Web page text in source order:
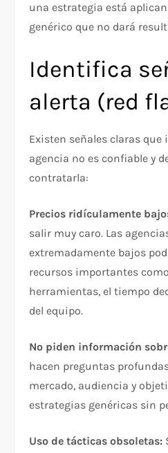
una estrategia está
genérico que no dará
Identifica
alerta (red
Existen señales claras que
agencia no es confiable y
contratarla:​
Precios ridículamente
salir muy caro. Las
extremadamente bajos
recursos importantes
herramientas, el tiempo
del equipo.​
No piden información
hacen preguntas
mercado, audiencia y
estrategias genéricas sin
Uso de tácticas obsoletas: